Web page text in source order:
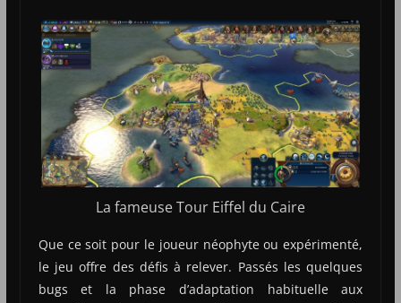
La fameuse Tour Eiffel du Caire
Que ce soit pour le joueur néophyte ou expérimenté,
le jeu offre des défis à relever. Passés les quelques
bugs et la phase d’adaptation habituelle aux